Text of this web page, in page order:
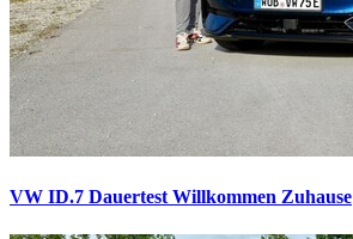
VW ID.7 Dauertest Willkommen Zuhause